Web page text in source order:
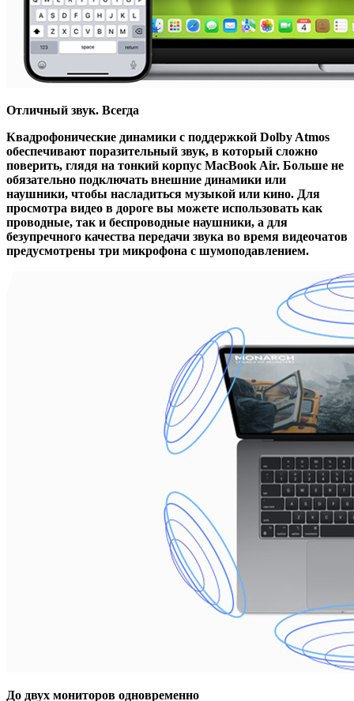
Отличный звук. Всегда
Квадрофонические динамики c поддержкой Dolby Atmos
обеспечивают поразительный звук, в который сложно
поверить, глядя на тонкий корпус MacBook Air. Больше не
обязательно подключать внешние динамики или
наушники, чтобы насладиться музыкой или кино. Для
просмотра видео в дороге вы можете использовать как
проводные, так и беспроводные наушники, а для
безупречного качества передачи звука во время видеочатов
предусмотрены три микрофона с шумоподавлением.
До двух мониторов одновременно